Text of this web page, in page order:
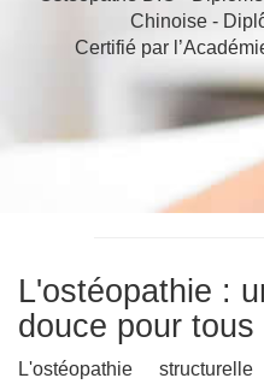
Chinoise -
Certifié par
L'ostéopathie :
douce pour tous
L'ostéopathie